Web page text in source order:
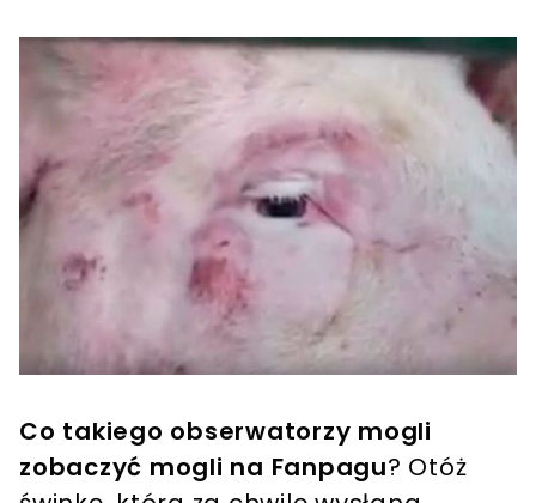
Co takiego obserwatorzy mogli
zobaczyć mogli na Fanpagu? Otóż